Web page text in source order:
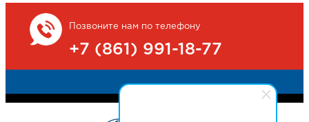
Позвоните нам по телефону
+7 (861) 991-18-77